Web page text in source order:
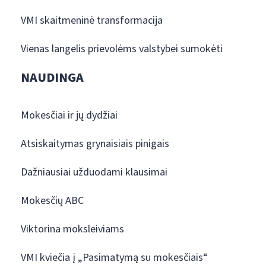
VMI skaitmeninė transformacija
Vienas langelis prievolėms valstybei sumokėti
NAUDINGA
Mokesčiai ir jų dydžiai
Atsiskaitymas grynaisiais pinigais
Dažniausiai užduodami klausimai
Mokesčių ABC
Viktorina moksleiviams
VMI kviečia į „Pasimatymą su mokesčiais“